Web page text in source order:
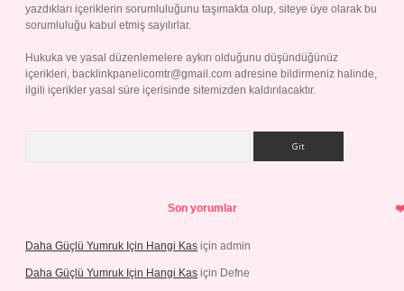
yazdıkları içeriklerin sorumluluğunu taşımakta olup, siteye üye olarak bu
sorumluluğu kabul etmiş sayılırlar.
Hukuka ve yasal düzenlemelere aykırı olduğunu düşündüğünüz
içerikleri, backlinkpanelicomtr@gmail.com adresine bildirmeniz halinde,
ilgili içerikler yasal süre içerisinde sitemizden kaldırılacaktır.
Son yorumlar
Daha Güçlü Yumruk Için Hangi Kas için admin
Daha Güçlü Yumruk Için Hangi Kas için Defne